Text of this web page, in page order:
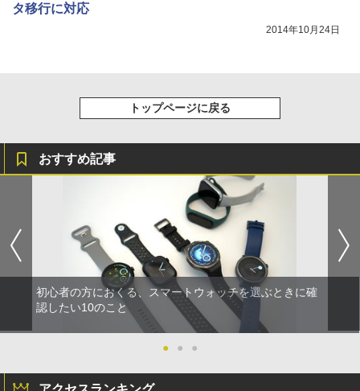
タ移行に対応
2014年10月24日
トップページに戻る
おすすめ記事
初心者の方におくる、スマートウォッチを選ぶときに確
認したい10のこと
● ● ●